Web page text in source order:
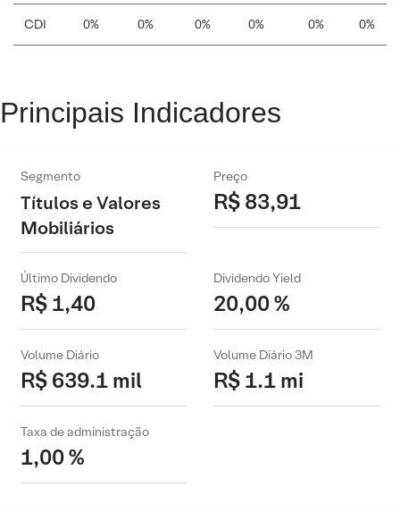
CDI 0% 0% 0% 0% 0% 0%
Principais Indicadores
Segmento
Títulos e Valores
Mobiliários
Preço
R$ 83,91
Último Dividendo
R$ 1,40
Dividendo Yield
20,00 %
Volume Diário
R$ 639.1 mil
Volume Diário 3M
R$ 1.1 mi
Taxa de administração
1,00 %